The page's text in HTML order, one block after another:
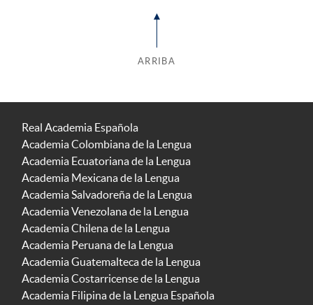
ARRIBA
Real Academia Española
Academia Colombiana de la Lengua
Academia Ecuatoriana de la Lengua
Academia Mexicana de la Lengua
Academia Salvadoreña de la Lengua
Academia Venezolana de la Lengua
Academia Chilena de la Lengua
Academia Peruana de la Lengua
Academia Guatemalteca de la Lengua
Academia Costarricense de la Lengua
Academia Filipina de la Lengua Española